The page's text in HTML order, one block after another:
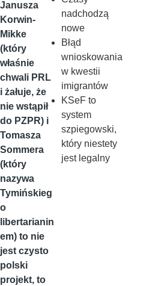
Janusza
Korwin-
Mikke
(który
właśnie
chwali PRL
i żałuje, że
nie wstąpił
do PZPR) i
Tomasza
Sommera
(który
nazywa
Tymińskieg
o
libertarianin
em) to nie
jest czysto
polski
projekt, to
nadchodzą
nowe
Błąd
wnioskowania
w kwestii
imigrantów
KSeF to
system
szpiegowski,
który niestety
jest legalny